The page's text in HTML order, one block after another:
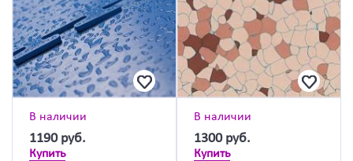
В наличии
1190 руб.
Купить
В наличии
1300 руб.
Купить